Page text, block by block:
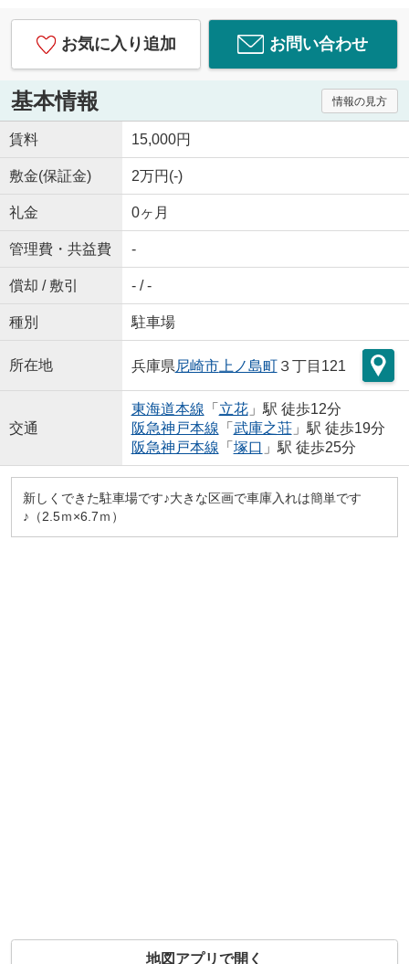
お気に入り追加 お問い合わせ
基本情報 情報の見方
賃料 15,000円
敷金(保証金) 2万円(-)
礼金 0ヶ月
管理費・共益費 -
償却 / 敷引 - / -
種別 駐車場
所在地 兵庫県尼崎市上ノ島町３丁目121
交通
東海道本線 「 立花」駅 徒歩12分
阪急神戸本線 「 武庫之荘」駅 徒歩19分
阪急神戸本線 「 塚口 」駅 徒歩25分
新しくできた駐車場です♪大きな区画で車庫入れは簡単です
♪（2.5ｍ×6.7ｍ）
地図アプリで開く